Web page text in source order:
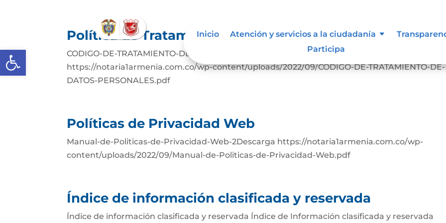
Abrir barra de herramientas
Inicio Atención y servicios a la ciudadanía
Participa
Política de Tratamiento de Datos Personales.
CODIGO-DE-TRATAMIENTO-DE-DATOS-PERSONALESDescarga
https://notaria1armenia.com.co/wp-content/uploads/2022/09/CODIGO-DE-TRATAMIENTO-DE-
DATOS-PERSONALES.pdf
Políticas de Privacidad Web
Manual-de-Politicas-de-Privacidad-Web-2Descarga https://notaria1armenia.com.co/wp-
content/uploads/2022/09/Manual-de-Politicas-de-Privacidad-Web.pdf
Índice de información clasificada y reservada
Índice de información clasificada y reservada Índice de Información clasificada y reservada